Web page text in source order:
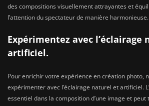
des compositions visuellement attrayantes et
l’attention du spectateur de manière harmonieuse.
Expérimentez avec l’éclairage
artificiel.
Pour enrichir votre expérience en création photo,
expérimenter avec l’éclairage naturel et artificiel.
essentiel dans la composition d’une image et